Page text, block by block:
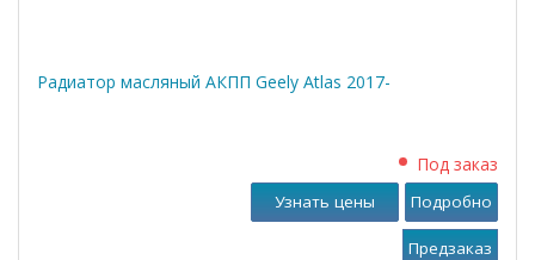
Радиатор масляный АКПП Geely Atlas 2017-
Под заказ
Узнать цены Подробно